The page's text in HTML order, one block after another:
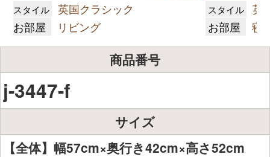
スタイル
英国クラシック
お部屋
リビング
スタイル
英
お部屋
寝
商品番号
j-3447-f
サイズ
【全体】幅57cm×奥行き42cm×高さ52cm